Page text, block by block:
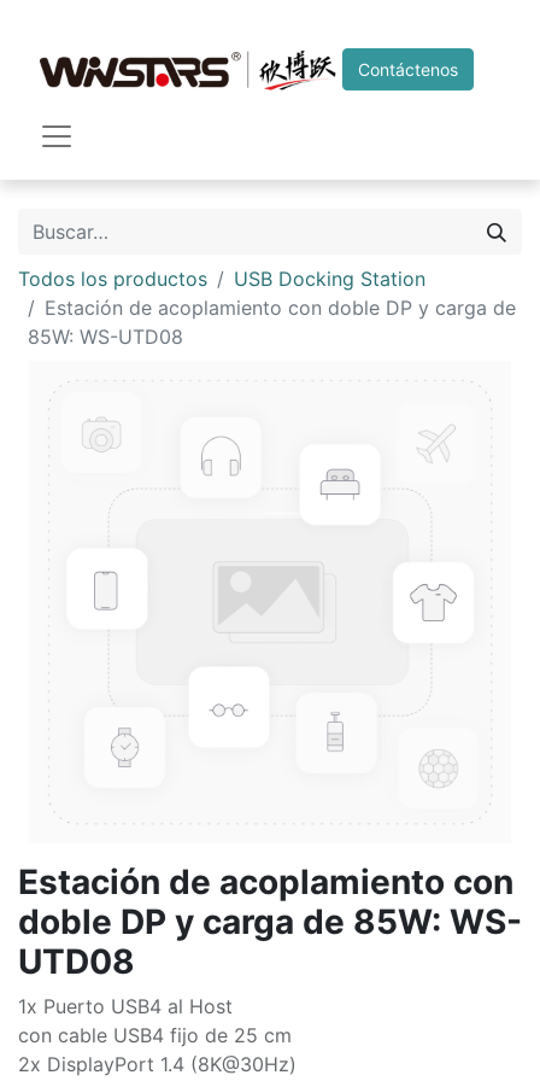
Contáctenos
Todos los productos
USB Docking Station
Estación de acoplamiento con doble DP y carga de
85W: WS-UTD08
Estación de acoplamiento con
doble DP y carga de 85W: WS-
UTD08
1x Puerto USB4 al Host
con cable USB4 fijo de 25 cm
2x DisplayPort 1.4 (8K@30Hz)